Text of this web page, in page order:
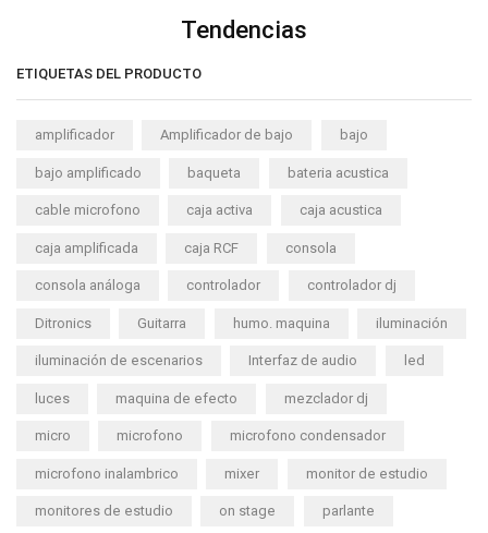
Tendencias
ETIQUETAS DEL PRODUCTO
amplificador Amplificador de bajo bajo
bajo amplificado baqueta bateria acustica
cable microfono caja activa caja acustica
caja amplificada caja RCF consola
consola análoga controlador controlador dj
Ditronics Guitarra humo. maquina iluminación
iluminación de escenarios Interfaz de audio led
luces maquina de efecto mezclador dj
micro microfono microfono condensador
microfono inalambrico mixer monitor de estudio
monitores de estudio on stage parlante